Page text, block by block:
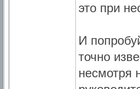
это при
И
точно
несмотря